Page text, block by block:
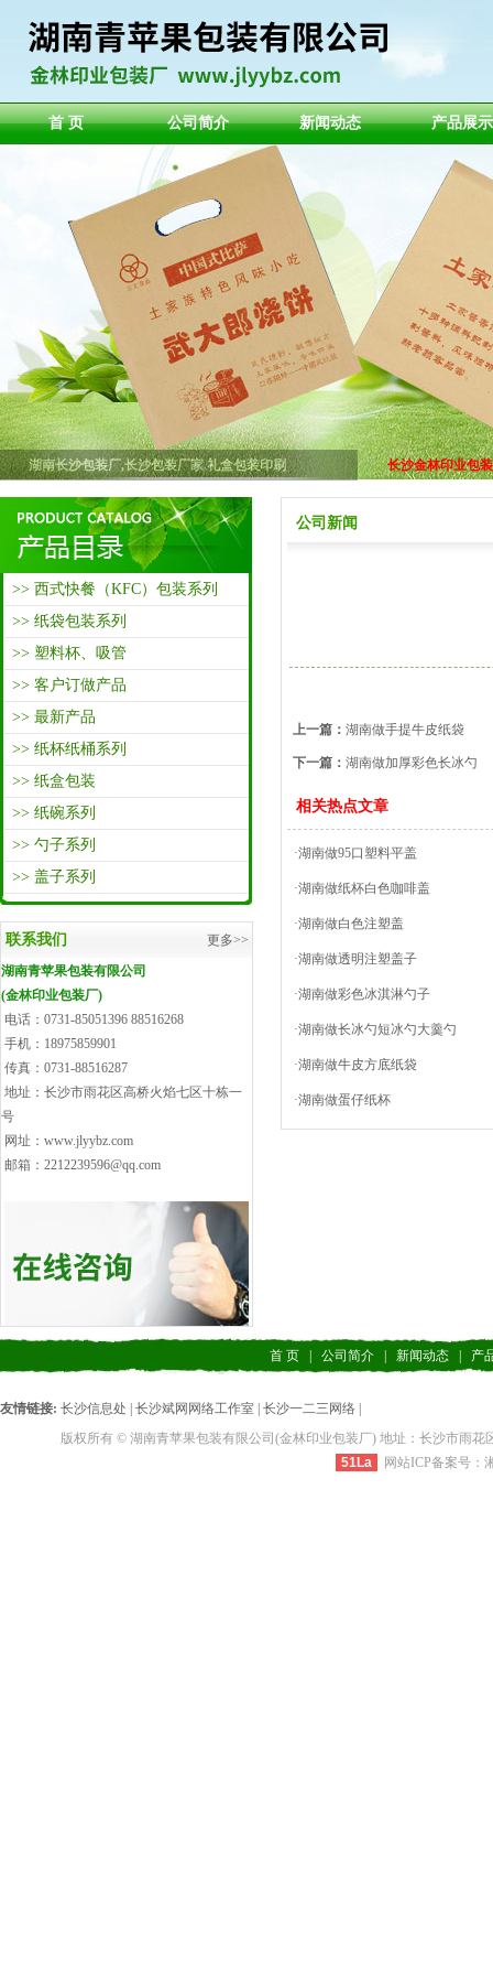
首 页 公司简介 新闻动态 产品展示
湖南长沙包装厂,长沙包装厂家,礼盒包装印刷 长沙金林印业包
>> 西式快餐（KFC）包装系列
>> 纸袋包装系列
>> 塑料杯、吸管
>> 客户订做产品
>> 最新产品
>> 纸杯纸桶系列
>> 纸盒包装
>> 纸碗系列
>> 勺子系列
>> 盖子系列
联系我们
更多>>
湖南青苹果包装有限公司
(金林印业包装厂)
电话：0731-85051396 88516268
手机：18975859901
传真：0731-88516287
地址：长沙市雨花区高桥火焰七区十栋一
号
网址：www.jlyybz.com
邮箱：2212239596@qq.com
公司新闻
上一篇： 湖南做手提牛皮纸袋
下一篇： 湖南做加厚彩色长冰勺
相关热点文章
·湖南做95口塑料平盖
·湖南做纸杯白色咖啡盖
·湖南做白色注塑盖
·湖南做透明注塑盖子
·湖南做彩色冰淇淋勺子
·湖南做长冰勺短冰勺大羹勺
·湖南做牛皮方底纸袋
·湖南做蛋仔纸杯
首 页| 公司简介| 新闻动态| 产
友情链接: 长沙信息处 长沙斌网网络工作室 长沙一二三网络
版权所有 © 湖南青苹果包装有限公司(金林印业包装厂) 地址：长沙市雨花
51La
网站ICP备案号：